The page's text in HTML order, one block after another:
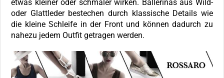
etwas kleiner oder schmaler wirken. Ballerinas aus Wild-
oder Glattleder bestechen durch klassische Details wie
die kleine Schleife in der Front und können dadurch zu
nahezu jedem Outfit getragen werden.